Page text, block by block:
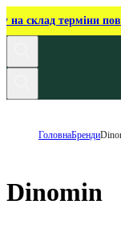
на склад терміни
ГоловнаБренди
Dinomin